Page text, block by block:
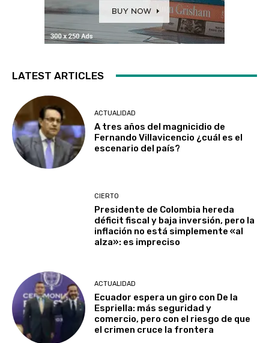
LATEST ARTICLES
ACTUALIDAD
A tres años del magnicidio de
Fernando Villavicencio ¿cuál es el
escenario del país?
CIERTO
Presidente de Colombia hereda
déficit fiscal y baja inversión, pero la
inflación no está simplemente «al
alza»: es impreciso
ACTUALIDAD
Ecuador espera un giro con De la
Espriella: más seguridad y
comercio, pero con el riesgo de que
el crimen cruce la frontera